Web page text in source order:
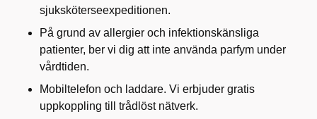
sjuksköterseexpeditionen.
På grund av allergier och infektionskänsliga
patienter, ber vi dig att inte använda parfym under
vårdtiden.
Mobiltelefon och laddare. Vi erbjuder gratis
uppkoppling till trådlöst nätverk.